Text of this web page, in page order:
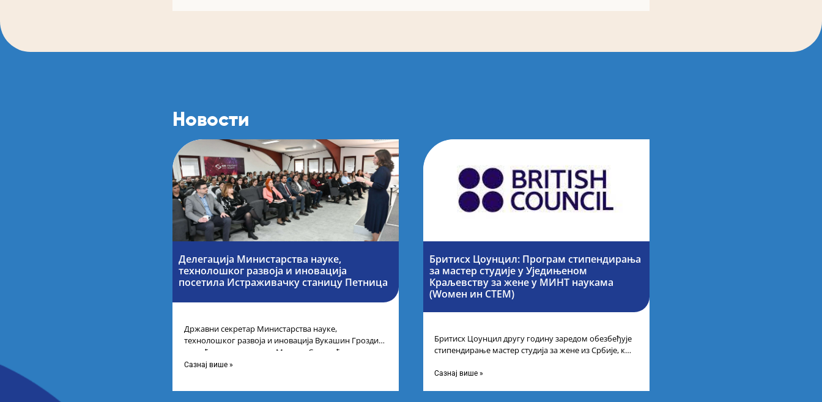
Новости
Делегација Министарства науке,
технолошког развоја и иновација
посетила Истраживачку станицу Петница
Државни секретар Министарства науке,
технолошког развоја и иновација Вукашин Гроздић,
помоћник министра др Марина Соковић и
представници Центра за промоцију
Сазнај више »
Бритисх Цоунцил: Програм стипендирања
за мастер студије у Уједињеном
Краљевству за жене у МИНТ наукама
(Wомен ин СТЕМ)
Бритисх Цоунцил другу годину заредом обезбеђује
стипендирање мастер студија за жене из Србије, које
Сазнај више »